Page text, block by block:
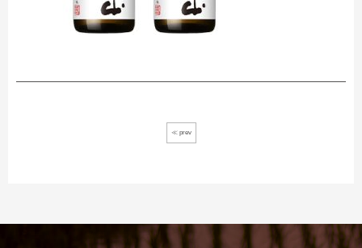
≪ prev